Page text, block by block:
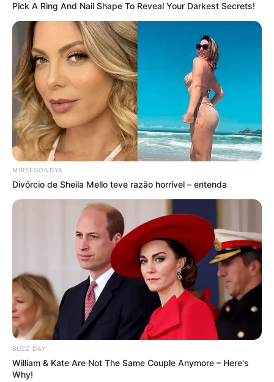
Pick A Ring And Nail Shape To Reveal Your Darkest Secrets!
MIRSEGONDYA
Divórcio de Sheila Mello teve razão horrível – entenda
BUZZ DAY
William & Kate Are Not The Same Couple Anymore – Here's
Why!